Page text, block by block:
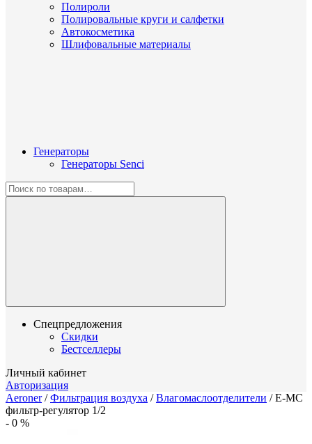
Полироли
Полировальные круги и салфетки
Автокосметика
Шлифовальные материалы
Генераторы
Генераторы Senci
Спецпредложения
Скидки
Бестселлеры
Личный кабинет
Авторизация
Aeroner/Фильтрация воздуха /Влагомаслоотделители /E-MC
фильтр-регулятор 1/2
- 0 %